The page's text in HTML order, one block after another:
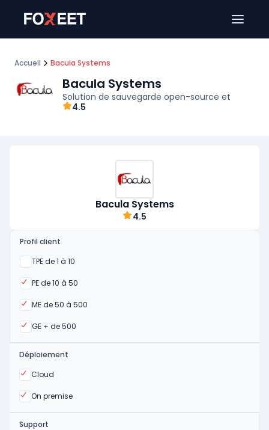
Accueil Bacula Systems
Bacula Systems
Solution de sauvegarde open-source et
4.5
Bacula Systems
4.5
Profil client
TPE de 1 à 10
Oui
PE de 10 à 50
Oui
ME de 50 à 500
Oui
GE + de 500
Oui
Déploiement
Cloud
Oui
On premise
Oui
Support